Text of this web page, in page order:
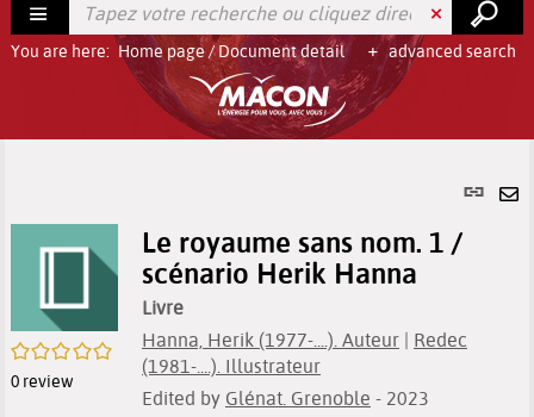
advanced search
You are here: Home page/Document detail
link
/5
0 review
Le royaume sans nom. 1 /
scénario Herik Hanna
Livre
Hanna, Herik (1977-....). Auteur | Redec
(1981-....). Illustrateur
Edited by Glénat. Grenoble - 2023